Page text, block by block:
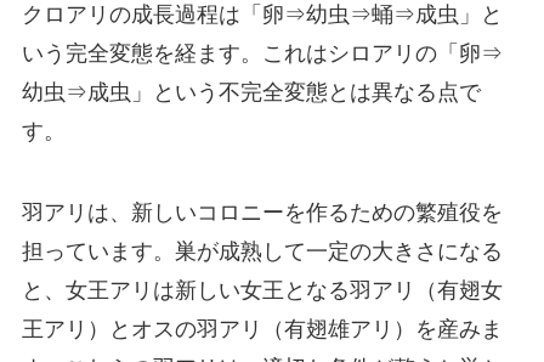
クロアリの成長過程は「卵⇒幼虫⇒蛹⇒成虫」と
いう完全変態を経ます。これはシロアリの「卵⇒
幼虫⇒成虫」という不完全変態とは異なる点で
す。
羽アリは、新しいコロニーを作るための繁殖役を
担っています。巣が成熟して一定の大きさになる
と、女王アリは新しい女王となる羽アリ（有翅女
王アリ）とオスの羽アリ（有翅雄アリ）を産みま